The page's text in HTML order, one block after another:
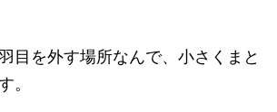
目を外す場所なんで、小さくまと
。